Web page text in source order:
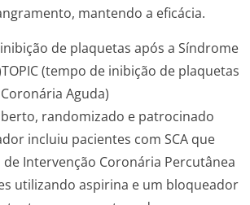
mantendo a eficácia.
de plaquetas após a Síndrome
TOPIC (tempo de inibição de plaquetas
Aguda)
randomizado e patrocinado
incluiu pacientes com SCA que
Intervenção Coronária Percutânea
utilizando aspirina e um bloqueador